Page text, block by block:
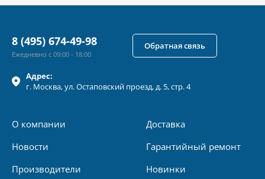
Адрес:
г. Москва, ул.Остаповский проезд, д. 5, стр. 4
О компании
Новости
Производители
Доставка
Гарантийный ремонт
Новинки
8 (495) 674-49-98
Ежедневно с 09:00 - 18:00
Обратная связь